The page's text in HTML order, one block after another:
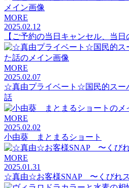
MORE
2025.02.12
【ご予約の当日キャンセル、当日
MORE
2025.02.07
☆真由プライベート☆国民的スー
話
MORE
2025.02.02
小由葵 まとまるショート
MORE
2025.01.31
☆真由☆お客様SNAP 〜くびれ